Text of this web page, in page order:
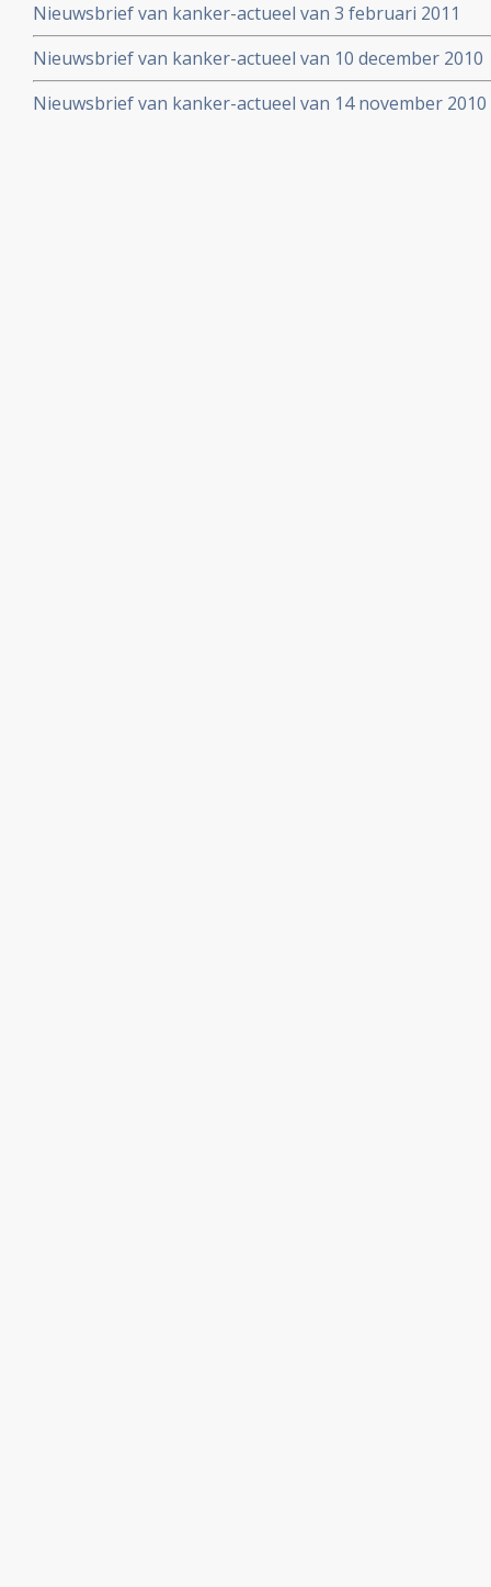
Nieuwsbrief van kanker-actueel van 3 februari 2011
Nieuwsbrief van kanker-actueel van 10 december 2010
Nieuwsbrief van kanker-actueel van 14 november 2010